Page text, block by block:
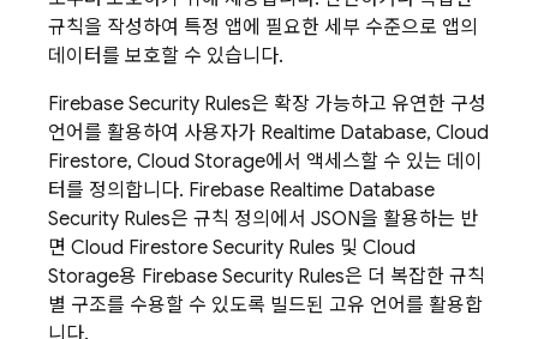
규칙을 작성하여 특정 앱에 필요한 세부 수준으로 앱의
데이터를 보호할 수 있습니다.
Firebase Security Rules은 확장 가능하고 유연한 구성
언어를 활용하여 사용자가 Realtime Database, Cloud
Firestore, Cloud Storage에서 액세스할 수 있는 데이
터를 정의합니다. Firebase Realtime Database
Security Rules은 규칙 정의에서 JSON을 활용하는 반
면 Cloud Firestore Security Rules 및 Cloud
Storage용 Firebase Security Rules은 더 복잡한 규칙
별 구조를 수용할 수 있도록 빌드된 고유 언어를 활용합
니다.